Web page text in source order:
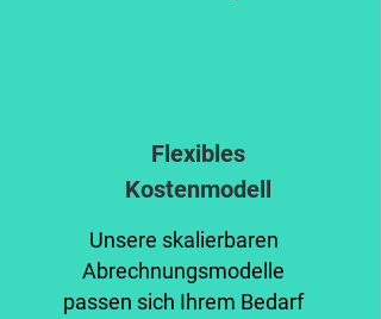
Flexibles
Kostenmodell
Unsere skalierbaren
Abrechnungsmodelle
passen sich Ihrem Bedarf